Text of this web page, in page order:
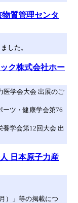
質管理センタ
した。
ク株式会社ホー
医学会大会 出展のご
ーツ・健康学会第76
学会第12回大会 出
日本原子力産
）」等の掲載につ